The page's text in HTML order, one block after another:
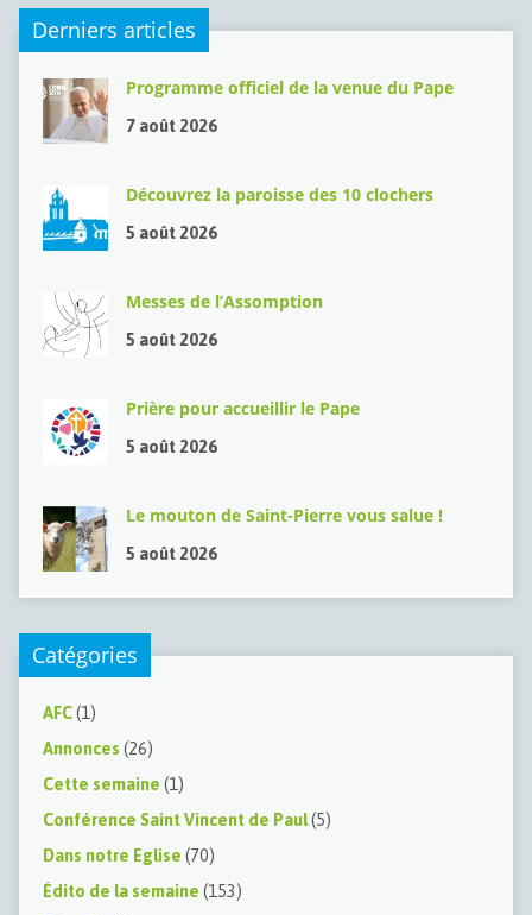
Derniers articles
Programme officiel de la venue du Pape
7 août 2026
Découvrez la paroisse des 10 clochers
5 août 2026
Messes de l’Assomption
5 août 2026
Prière pour accueillir le Pape
5 août 2026
Le mouton de Saint-Pierre vous salue !
5 août 2026
Catégories
AFC(1)
Annonces (26)
Cette semaine (1)
Conférence Saint Vincent de Paul(5)
Dans notre Eglise (70)
Édito de la semaine (153)